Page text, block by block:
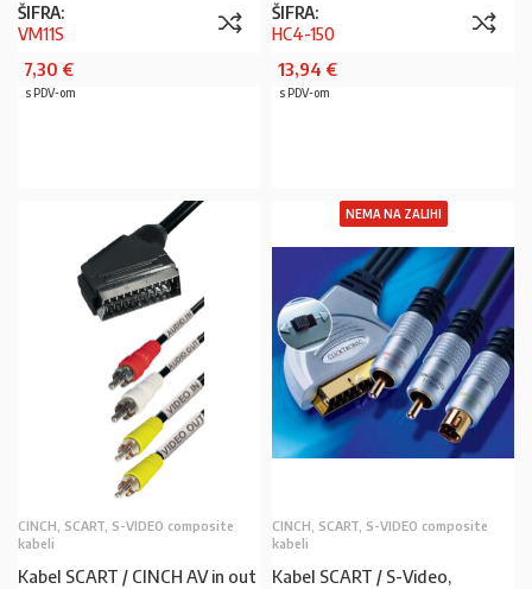
ŠIFRA:
VM11S
7,30 €
s PDV-om
ŠIFRA:
HC4-150
13,94 €
s PDV-om
CINCH, SCART, S-VIDEO composite
kabeli
Kabel SCART / CINCH AV in out
NEMA NA ZALIHI
CINCH, SCART, S-VIDEO composite
kabeli
Kabel SCART / S-Video,